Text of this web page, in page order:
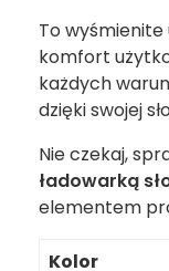
To
komfort
każdych
dzięki swojej
Nie czekaj,
ładowarką
elementem
Kolor